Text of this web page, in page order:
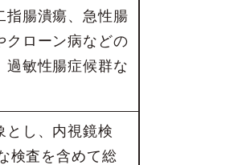
指腸潰瘍、急性腸
クローン病などの
過敏性腸症候群な
とし、内視鏡検
検査を含めて総